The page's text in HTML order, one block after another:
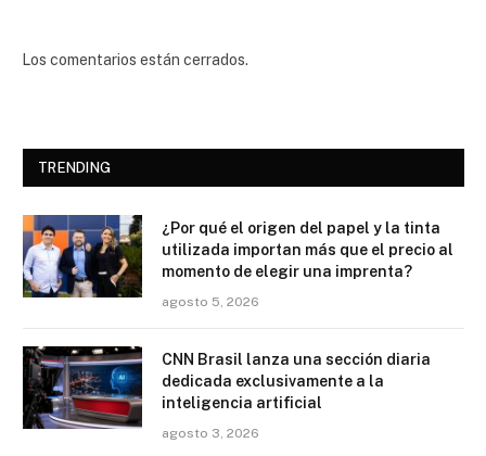
Los comentarios están cerrados.
TRENDING
¿Por qué el origen del papel y la tinta
utilizada importan más que el precio al
momento de elegir una imprenta?
agosto 5, 2026
CNN Brasil lanza una sección diaria
dedicada exclusivamente a la
inteligencia artificial
agosto 3, 2026